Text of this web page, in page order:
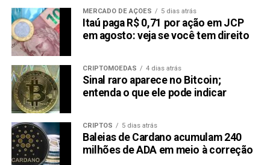
MERCADO DE AÇÕES 5 dias atrás
Itaú paga R$ 0,71 por ação em JCP
em agosto: veja se você tem direito
CRIPTOMOEDAS 4 dias atrás
Sinal raro aparece no Bitcoin;
entenda o que ele pode indicar
CRIPTOS 5 dias atrás
Baleias de Cardano acumulam 240
milhões de ADA em meio à correção